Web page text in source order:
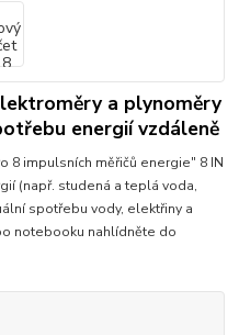
a plynoměry
energií vzdáleně
8 impulsních měřičů energie" 8 IN
(např. studená a teplá voda,
spotřebu vody, elektřiny a
notebooku nahlídněte do